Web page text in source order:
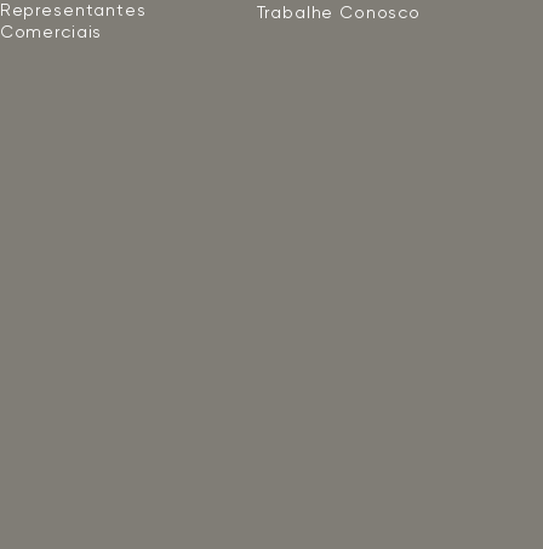
Representantes
Comerciais
Trabalhe Conosco